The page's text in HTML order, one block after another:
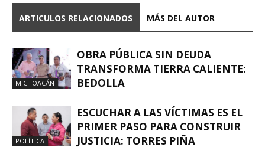
ARTICULOS RELACIONADOS MÁS DEL AUTOR
MICHOACÁN
OBRA PÚBLICA SIN DEUDA
TRANSFORMA TIERRA CALIENTE:
BEDOLLA
POLÍTICA
ESCUCHAR A LAS VÍCTIMAS ES EL
PRIMER PASO PARA CONSTRUIR
JUSTICIA: TORRES PIÑA